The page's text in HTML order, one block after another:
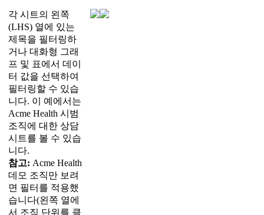
각 시 트의 왼 쪽
(LHS) 열에 있는
제 목을 필터 링하
거 나 대 화형 그래
프 및 표에서 데 이
터 값을 선 택하여
필터 링할 수 있습
니 다. 이 예 에서 는
Acme Health 시 범
조직에 대 한 상담
시 트를 볼 수 있습
니 다.
참고: Acme Health
데 모 조직만 보 려
면 필터 를 적용했
습니 다(왼 쪽 열에
서 조직 단위 를 클